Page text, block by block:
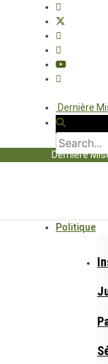
Dernière
Dernière
Politique